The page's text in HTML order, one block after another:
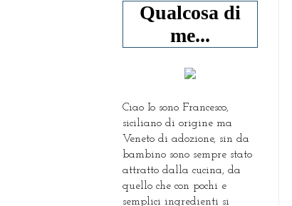
Qualcosa di
me...
Ciao Io sono Francesco,
siciliano di origine ma
Veneto di adozione, sin da
bambino sono sempre stato
attratto dalla cucina, da
quello che con pochi e
semplici ingredienti si